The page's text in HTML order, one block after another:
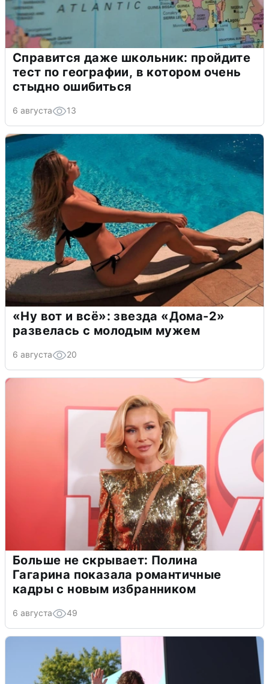
Справится даже школьник: пройдите
тест по географии, в котором очень
стыдно ошибиться
6 августа 13
«Ну вот и всё»: звезда «Дома-2»
развелась с молодым мужем
6 августа 20
Больше не скрывает: Полина
Гагарина показала романтичные
кадры с новым избранником
6 августа 49